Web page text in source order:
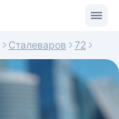
Сталеваров 72